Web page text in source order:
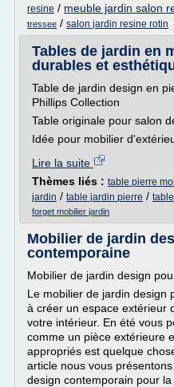
resine / meuble jardin salon
tressee / salon jardin resine rotin
Tables de jardin en
durables et
Table de jardin design en
Phillips Collection
Table originale pour salon
Idée pour mobilier
Lire la suite
Thèmes liés : table pierre
jardin / table jardin pierre /
forget mobilier jardin
Mobilier de jardin
contemporaine
Mobilier de jardin design
Le mobilier de jardin design
à créer un espace extérieur
votre intérieur. En été vous
comme un pièce extérieure
appropriés est quelque
article nous vous
design contemporain pour